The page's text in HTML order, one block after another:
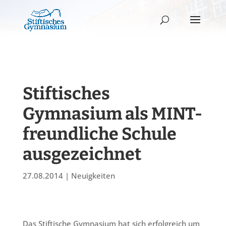
Stiftisches
Gymnasium als MINT-
freundliche Schule
ausgezeichnet
27.08.2014| Neuigkeiten
Das Stiftische Gymnasium hat sich erfolgreich um